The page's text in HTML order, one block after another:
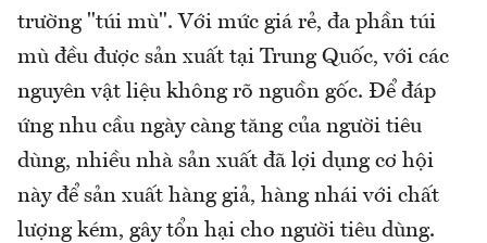
trường "túi mù". Với mức giá rẻ, đa phần túi
mù đều được sản xuất tại Trung Quốc, với các
nguyên vật liệu không rõ nguồn gốc. Để đáp
ứng nhu cầu ngày càng tăng của người tiêu
dùng, nhiều nhà sản xuất đã lợi dụng cơ hội
này để sản xuất hàng giả, hàng nhái với chất
lượng kém, gây tổn hại cho người tiêu dùng.